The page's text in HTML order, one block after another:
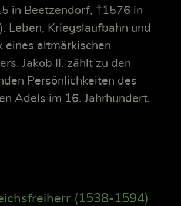
in Beetzendorf, †1576 in
Leben, Kriegslaufbahn und
eines altmärkischen
Jakob II. zählt zu den
Persönlichkeiten des
Adels im 16. Jahrhundert.
(1538-1594)